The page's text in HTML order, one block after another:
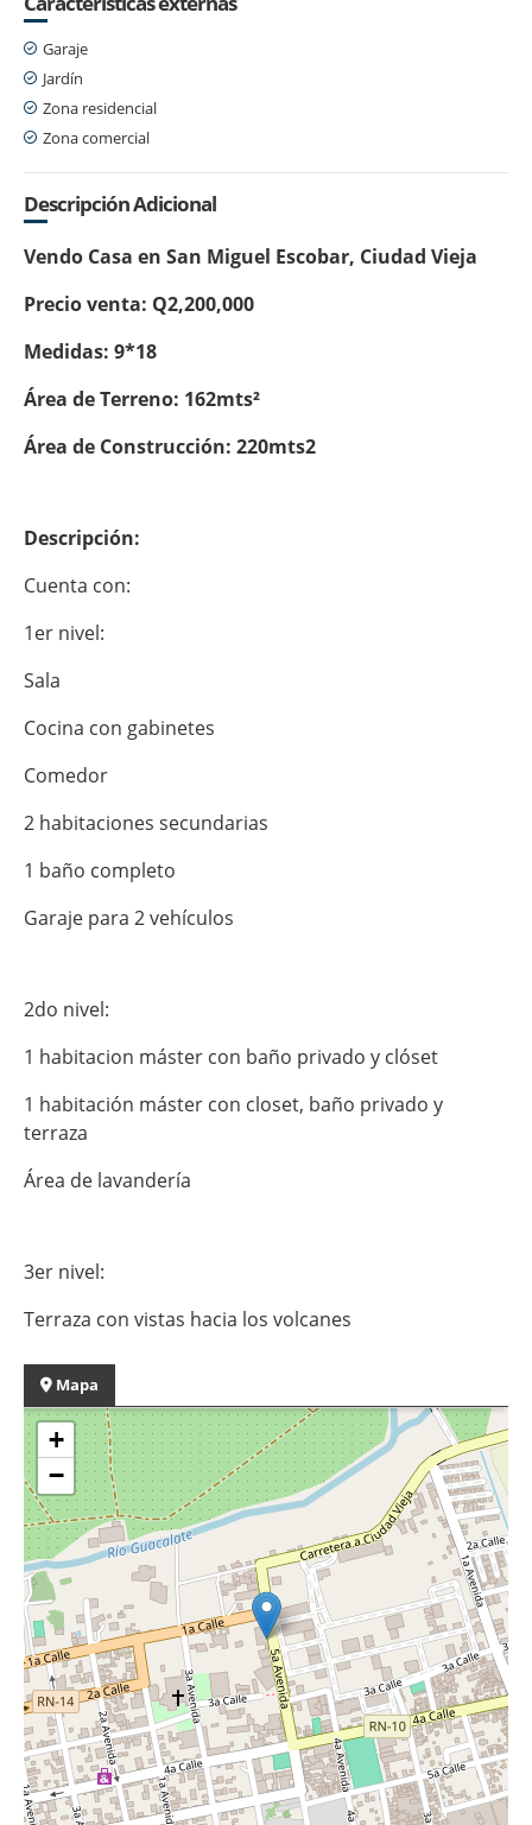
Garaje
Jardín
Zona residencial
Zona comercial
Descripción Adicional
Vendo Casa en San Miguel Escobar, Ciudad Vieja
Precio venta: Q2,200,000
Medidas: 9*18
Área de Terreno: 162mts²
Área de Construcción: 220mts2
Descripción:
Cuenta con:
1er nivel:
Sala
Cocina con gabinetes
Comedor
2 habitaciones secundarias
1 baño completo
Garaje para 2 vehículos
2do nivel:
1 habitacion máster con baño privado y clóset
1 habitación máster con closet, baño privado y
terraza
Área de lavandería
3er nivel:
Terraza con vistas hacia los volcanes
Mapa
+
−